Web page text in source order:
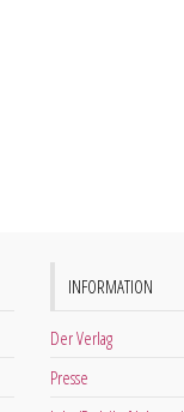
INFORMATION
Der Verlag
Presse